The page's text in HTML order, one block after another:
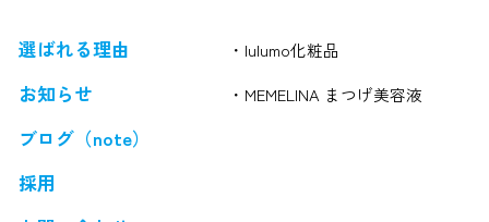
選ばれる理由
お知らせ
ブログ（note）
採用
・lulumo化粧品
・MEMELINA まつげ美容液